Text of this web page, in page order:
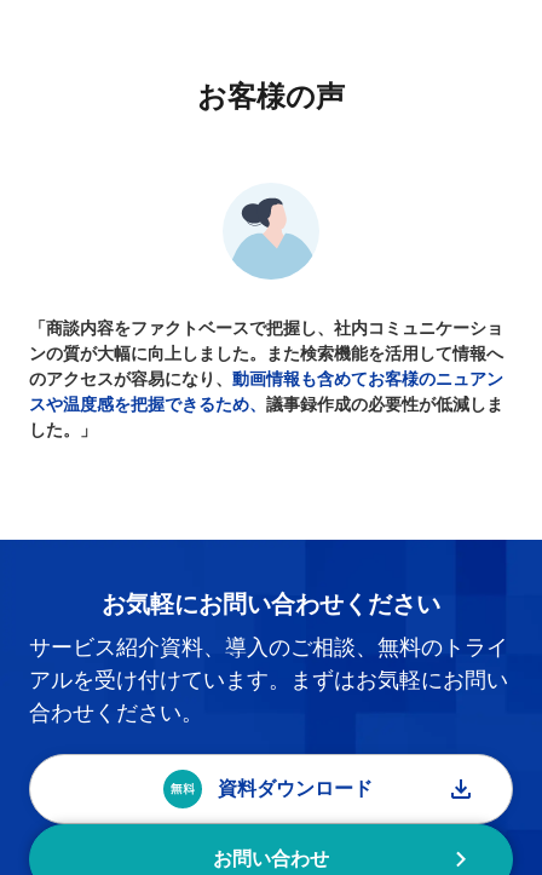
お客様の声
「商談内容をファクトベースで把握し、社内コミュニケーショ
ンの質が大幅に向上しました。また検索機能を活用して情報へ
のアクセスが容易になり、 動画情報も含めてお客様のニュアン
スや温度感を把握できるため、 議事録作成の必要性が低減しま
した。」
お気軽にお問い合わせください
サービス紹介資料、導入のご相談、無料のトライ
アルを受け付けています。まずはお気軽にお問い
合わせください。
資料ダウンロード
お問い合わせ